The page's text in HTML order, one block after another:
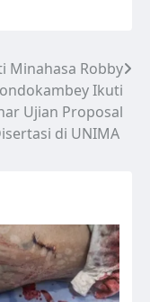
Minahasa Robby
Ikuti
Ujian Proposal
di UNIMA